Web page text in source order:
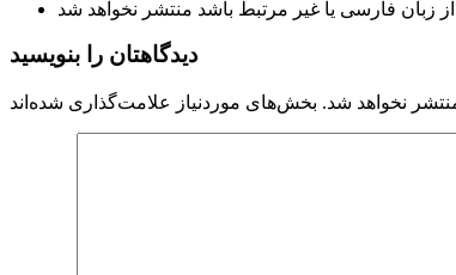
دیدگاهتان را بنویسید
نخواهد شد.